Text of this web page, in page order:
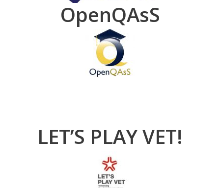
OpenQAsS
LET’S PLAY VET!